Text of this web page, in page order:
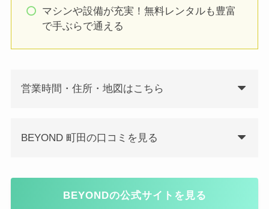
マシンや設備が充実！無料レンタルも豊富
で手ぶらで通える
営業時間・住所・地図はこちら
BEYOND 町田の口コミを見る
BEYONDの公式サイトを見る